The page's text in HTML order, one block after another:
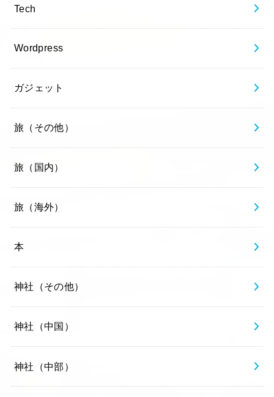
Tech
Wordpress
ガジェット
旅（その他）
旅（国内）
旅（海外）
本
神社（その他）
神社（中国）
神社（中部）